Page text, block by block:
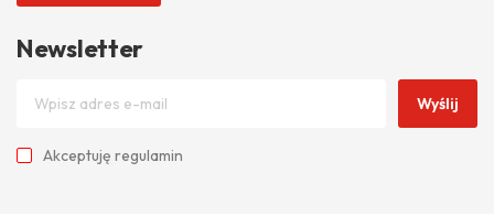
Newsletter
Wyślij
Akceptuję regulamin